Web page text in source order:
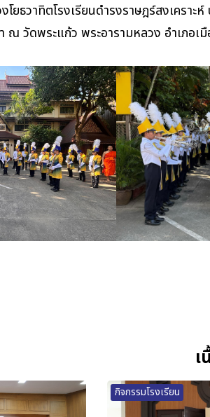
ยธวาทิตโรงเรียนดำรงราษฎร์สงเครา
ณ วัดพระแก้ว พระอารามหลวง อำเภอเ
กิจกรรมโรงเรียน